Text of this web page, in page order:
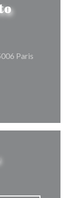
Paris((abre
numa nova
((abre numa